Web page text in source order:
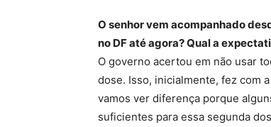
O senhor vem acompanhado
no DF até agora? Qual a
O governo acertou em não usar
dose. Isso, inicialmente, fez com
vamos ver diferença porque
suficientes para essa segunda